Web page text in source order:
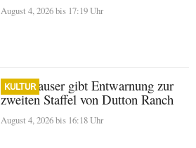
August 4, 2026 bis 17:19 Uhr
KULTUR
Cole Hauser gibt Entwarnung zur
zweiten Staffel von Dutton Ranch
August 4, 2026 bis 16:18 Uhr